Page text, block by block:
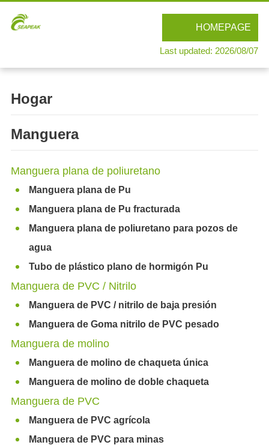
HOMEPAGE
Last updated: 2026/08/07
Hogar
Manguera
Manguera plana de poliuretano
Manguera plana de Pu
Manguera plana de Pu fracturada
Manguera plana de poliuretano para pozos de
agua
Tubo de plástico plano de hormigón Pu
Manguera de PVC / Nitrilo
Manguera de PVC / nitrilo de baja presión
Manguera de Goma nitrilo de PVC pesado
Manguera de molino
Manguera de molino de chaqueta única
Manguera de molino de doble chaqueta
Manguera de PVC
Manguera de PVC agrícola
Manguera de PVC para minas